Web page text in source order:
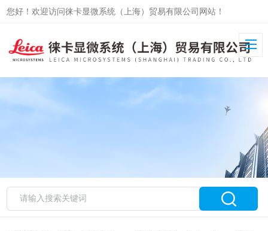
您好！欢迎访问徕卡显微系统（上海）贸易有限公司网站！